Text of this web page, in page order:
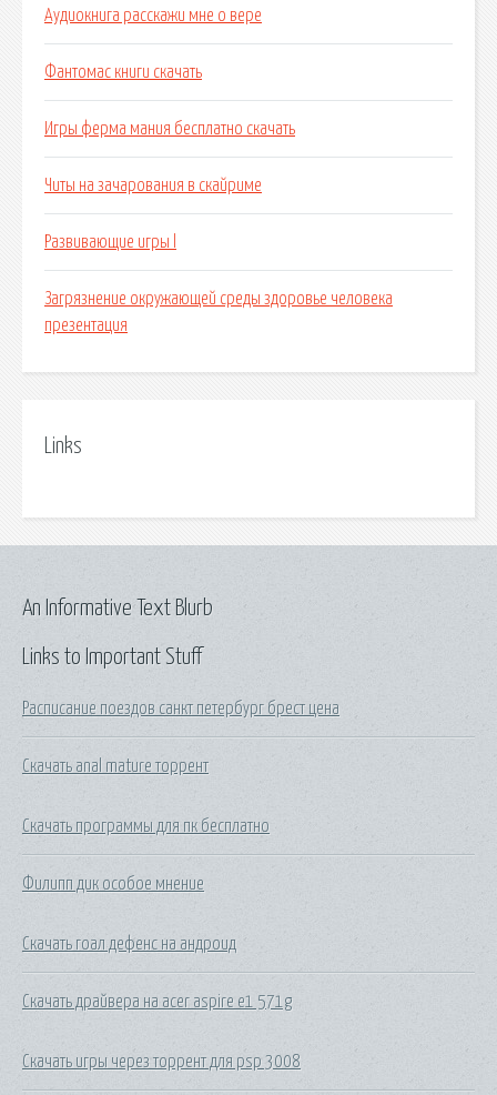
Аудиокнига расскажи мне о вере
Фантомас книги скачать
Игры ферма мания бесплатно скачать
Читы на зачарования в скайриме
Развивающие игры l
Загрязнение окружающей среды здоровье человека
презентация
Links
Links to Important Stuff
Расписание поездов санкт петербург брест цена
Скачать anal mature торрент
Скачать программы для пк бесплатно
Филипп дик особое мнение
Скачать гоал дефенс на андроид
Скачать драйвера на acer aspire e1 571g
Скачать игры через торрент для psp 3008
An Informative Text Blurb